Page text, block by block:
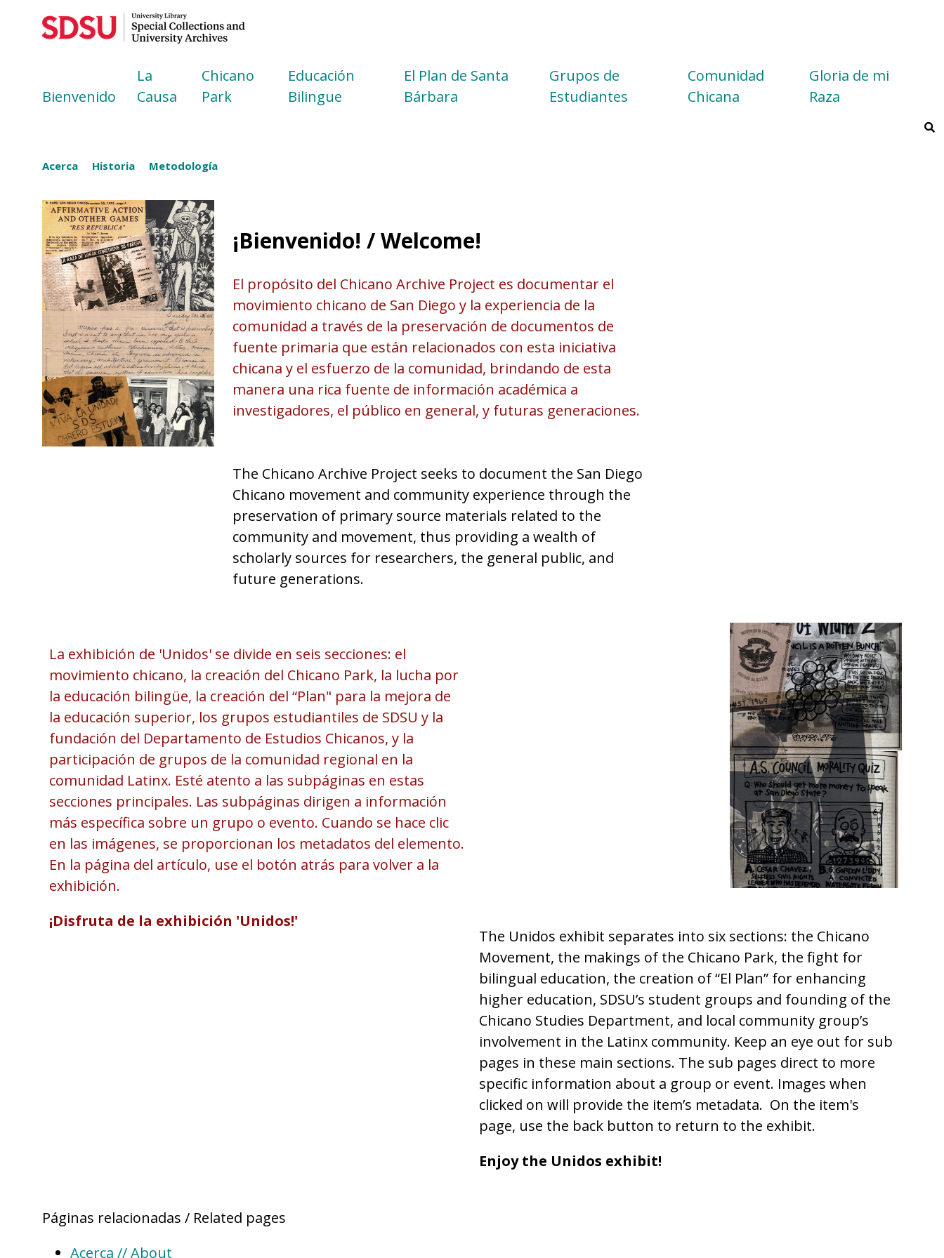
Bienvenido
La
Causa
Chicano
Park
Educación
Bilingue
El Plan de Santa
Bárbara
Grupos de
Estudiantes
Comunidad
Chicana
Gloria de mi
Raza
Acerca Historia Metodología
¡Bienvenido! / Welcome!
El propósito del Chicano Archive Project es documentar el
movimiento chicano de San Diego y la experiencia de la
comunidad a través de la preservación de documentos de
fuente primaria que están relacionados con esta iniciativa
chicana y el esfuerzo de la comunidad, brindando de esta
manera una rica fuente de información académica a
investigadores, el público en general, y futuras generaciones.
The Chicano Archive Project seeks to document the San Diego
Chicano movement and community experience through the
preservation of primary source materials related to the
community and movement, thus providing a wealth of
scholarly sources for researchers, the general public, and
future generations.
La exhibición de 'Unidos' se divide en seis secciones: el
movimiento chicano, la creación del Chicano Park, la lucha por
la educación bilingüe, la creación del “Plan" para la mejora de
la educación superior, los grupos estudiantiles de SDSU y la
fundación del Departamento de Estudios Chicanos, y la
participación de grupos de la comunidad regional en la
comunidad Latinx. Esté atento a las subpáginas en estas
secciones principales. Las subpáginas dirigen a información
más específica sobre un grupo o evento. Cuando se hace clic
en las imágenes, se proporcionan los metadatos del elemento.
En la página del artículo, use el botón atrás para volver a la
exhibición.
¡Disfruta de la exhibición 'Unidos!'
The Unidos exhibit separates into six sections: the Chicano
Movement, the makings of the Chicano Park, the fight for
bilingual education, the creation of “El Plan” for enhancing
higher education, SDSU’s student groups and founding of the
Chicano Studies Department, and local community group’s
involvement in the Latinx community. Keep an eye out for sub
pages in these main sections. The sub pages direct to more
specific information about a group or event. Images when
clicked on will provide the item’s metadata. On the item's
page, use the back button to return to the exhibit.
Enjoy the Unidos exhibit!
Páginas relacionadas / Related pages
Acerca // About